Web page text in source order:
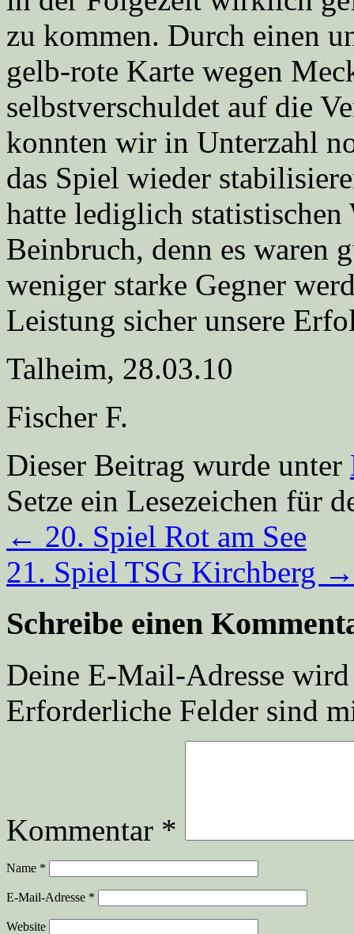
zu kommen. Durch einen
gelb-rote Karte wegen
selbstverschuldet auf die
konnten wir in Unterzahl
das Spiel wieder
hatte lediglich
Beinbruch, denn es waren
weniger starke Gegner
Leistung sicher unsere
Talheim, 28.03.10
Fischer F.
Dieser Beitrag wurde unter
Setze ein Lesezeichen für
← 20. Spiel Rot am See
21. Spiel TSG Kirchberg →
Schreibe einen
Deine E-Mail-Adresse
Erforderliche Felder sind
Kommentar *
Name *
E-Mail-Adresse *
Website